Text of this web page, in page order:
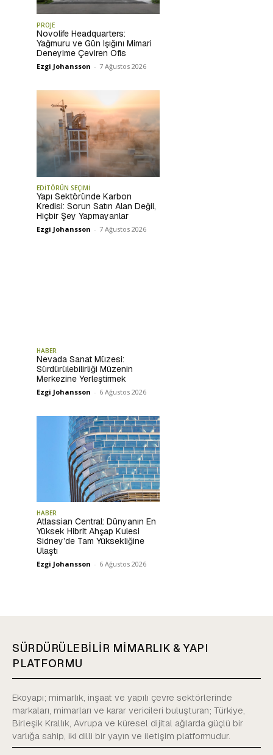
PROJE
Novolife Headquarters:
Yağmuru ve Gün Işığını Mimari
Deneyime Çeviren Ofis
Ezgi Johansson - 7 Ağustos 2026
EDİTÖRÜN SEÇİMİ
Yapı Sektöründe Karbon
Kredisi: Sorun Satın Alan Değil,
Hiçbir Şey Yapmayanlar
Ezgi Johansson - 7 Ağustos 2026
HABER
Nevada Sanat Müzesi:
Sürdürülebilirliği Müzenin
Merkezine Yerleştirmek
Ezgi Johansson - 6 Ağustos 2026
HABER
Atlassian Central: Dünyanın En
Yüksek Hibrit Ahşap Kulesi
Sidney’de Tam Yüksekliğine
Ulaştı
Ezgi Johansson - 6 Ağustos 2026
SÜRDÜRÜLEBİLİR MİMARLIK & YAPI
PLATFORMU
Ekoyapı; mimarlık, inşaat ve yapılı çevre sektörlerinde
markaları, mimarları ve karar vericileri buluşturan; Türkiye,
Birleşik Krallık, Avrupa ve küresel dijital ağlarda güçlü bir
varlığa sahip, iki dilli bir yayın ve iletişim platformudur.